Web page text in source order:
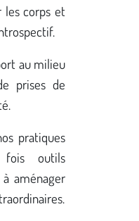
les corps et
au milieu
prises de
pratiques
outils
aménager